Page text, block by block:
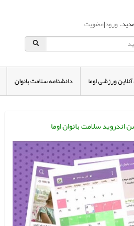
ورود|عضویت
ورزشی اوما دانشنامه سلامت بانوان
اندروید سلامت بانوان اوما